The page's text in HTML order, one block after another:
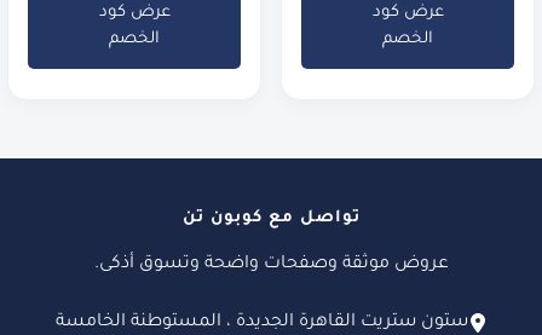
عرض كود
الخصم
عرض كود
الخصم
تواصل مع كوبون تن
عروض موثقة وصفحات واضحة وتسوق أذكى.
ستون ستريت القاهرة الجديدة ، المستوطنة الخامسة